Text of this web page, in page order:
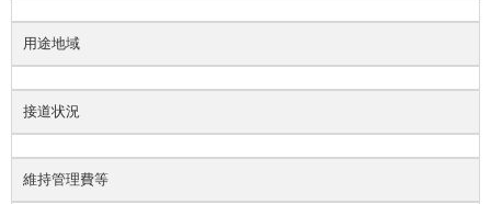
用途地域
接道状況
維持管理費等